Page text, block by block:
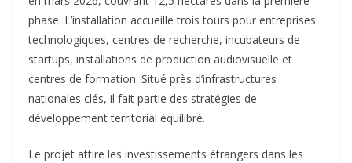
phase. L’installation accueille trois tours pour entreprises
technologiques, centres de recherche, incubateurs de
startups, installations de production audiovisuelle et
centres de formation. Situé près d’infrastructures
nationales clés, il fait partie des stratégies de
développement territorial équilibré.​
Le projet attire les investissements étrangers dans les